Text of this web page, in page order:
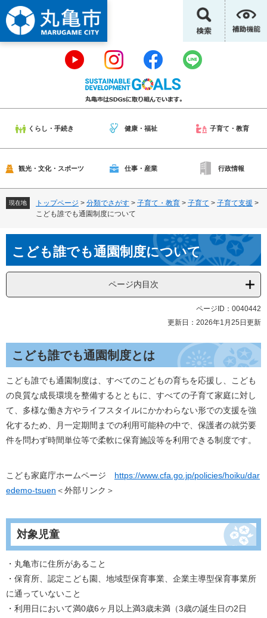
ー
ジ
の
。
ニ
ュ
ー
て
くらし・手続き 健康・福祉 子育て・教育
観光・文化・スポーツ 仕事・産業 行政情報
現在地 トップページ > 分類でさがす > 子育て・教育 > 子育て > 子育て支援 >
こども誰でも通園制度について
文こども誰でも通園制度について
ページ内目次
ページID：0040442
更新日：2026年1月25日更新
こども誰でも通園制度とは
こども誰でも通園制度は、すべてのこどもの育ちを応援し、こども
の良質な成長環境を整備するとともに、すべての子育て家庭に対し
て、多様な働き方やライフスタイルにかかわらない形での支援を強
化するため、月一定期間までの利用可能枠の中で、保護者の就労要
件を問わず時間単位等で柔軟に保育施設等を利用できる制度です。
こども家庭庁ホームページ https://www.cfa.go.jp/policies/hoiku/dar
edemo-tsuen ＜外部リンク＞
対象児童
・丸亀市に住所があること
・保育所、認定こども園、地域型保育事業、企業主導型保育事業所
に通っていないこと
・利用日において満0歳6ヶ月以上満3歳未満（3歳の誕生日の2日